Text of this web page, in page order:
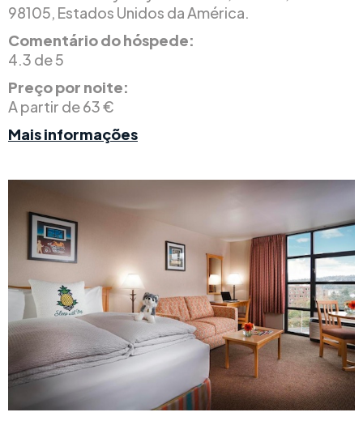
98105, Estados Unidos da América.
Comentário do hóspede:
4.3 de 5
Preço por noite:
A partir de 63 €
Mais informações